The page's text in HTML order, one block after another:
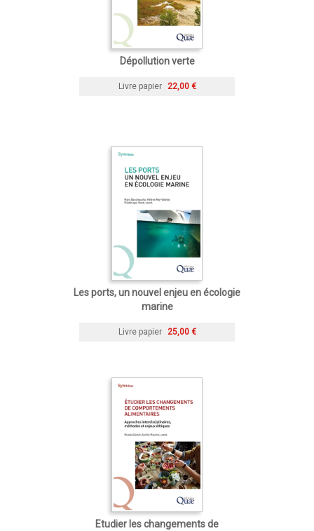
Dépollution verte
Livre papier 22,00 €
Les ports, un nouvel enjeu en écologie
marine
Livre papier 25,00 €
Etudier les changements de